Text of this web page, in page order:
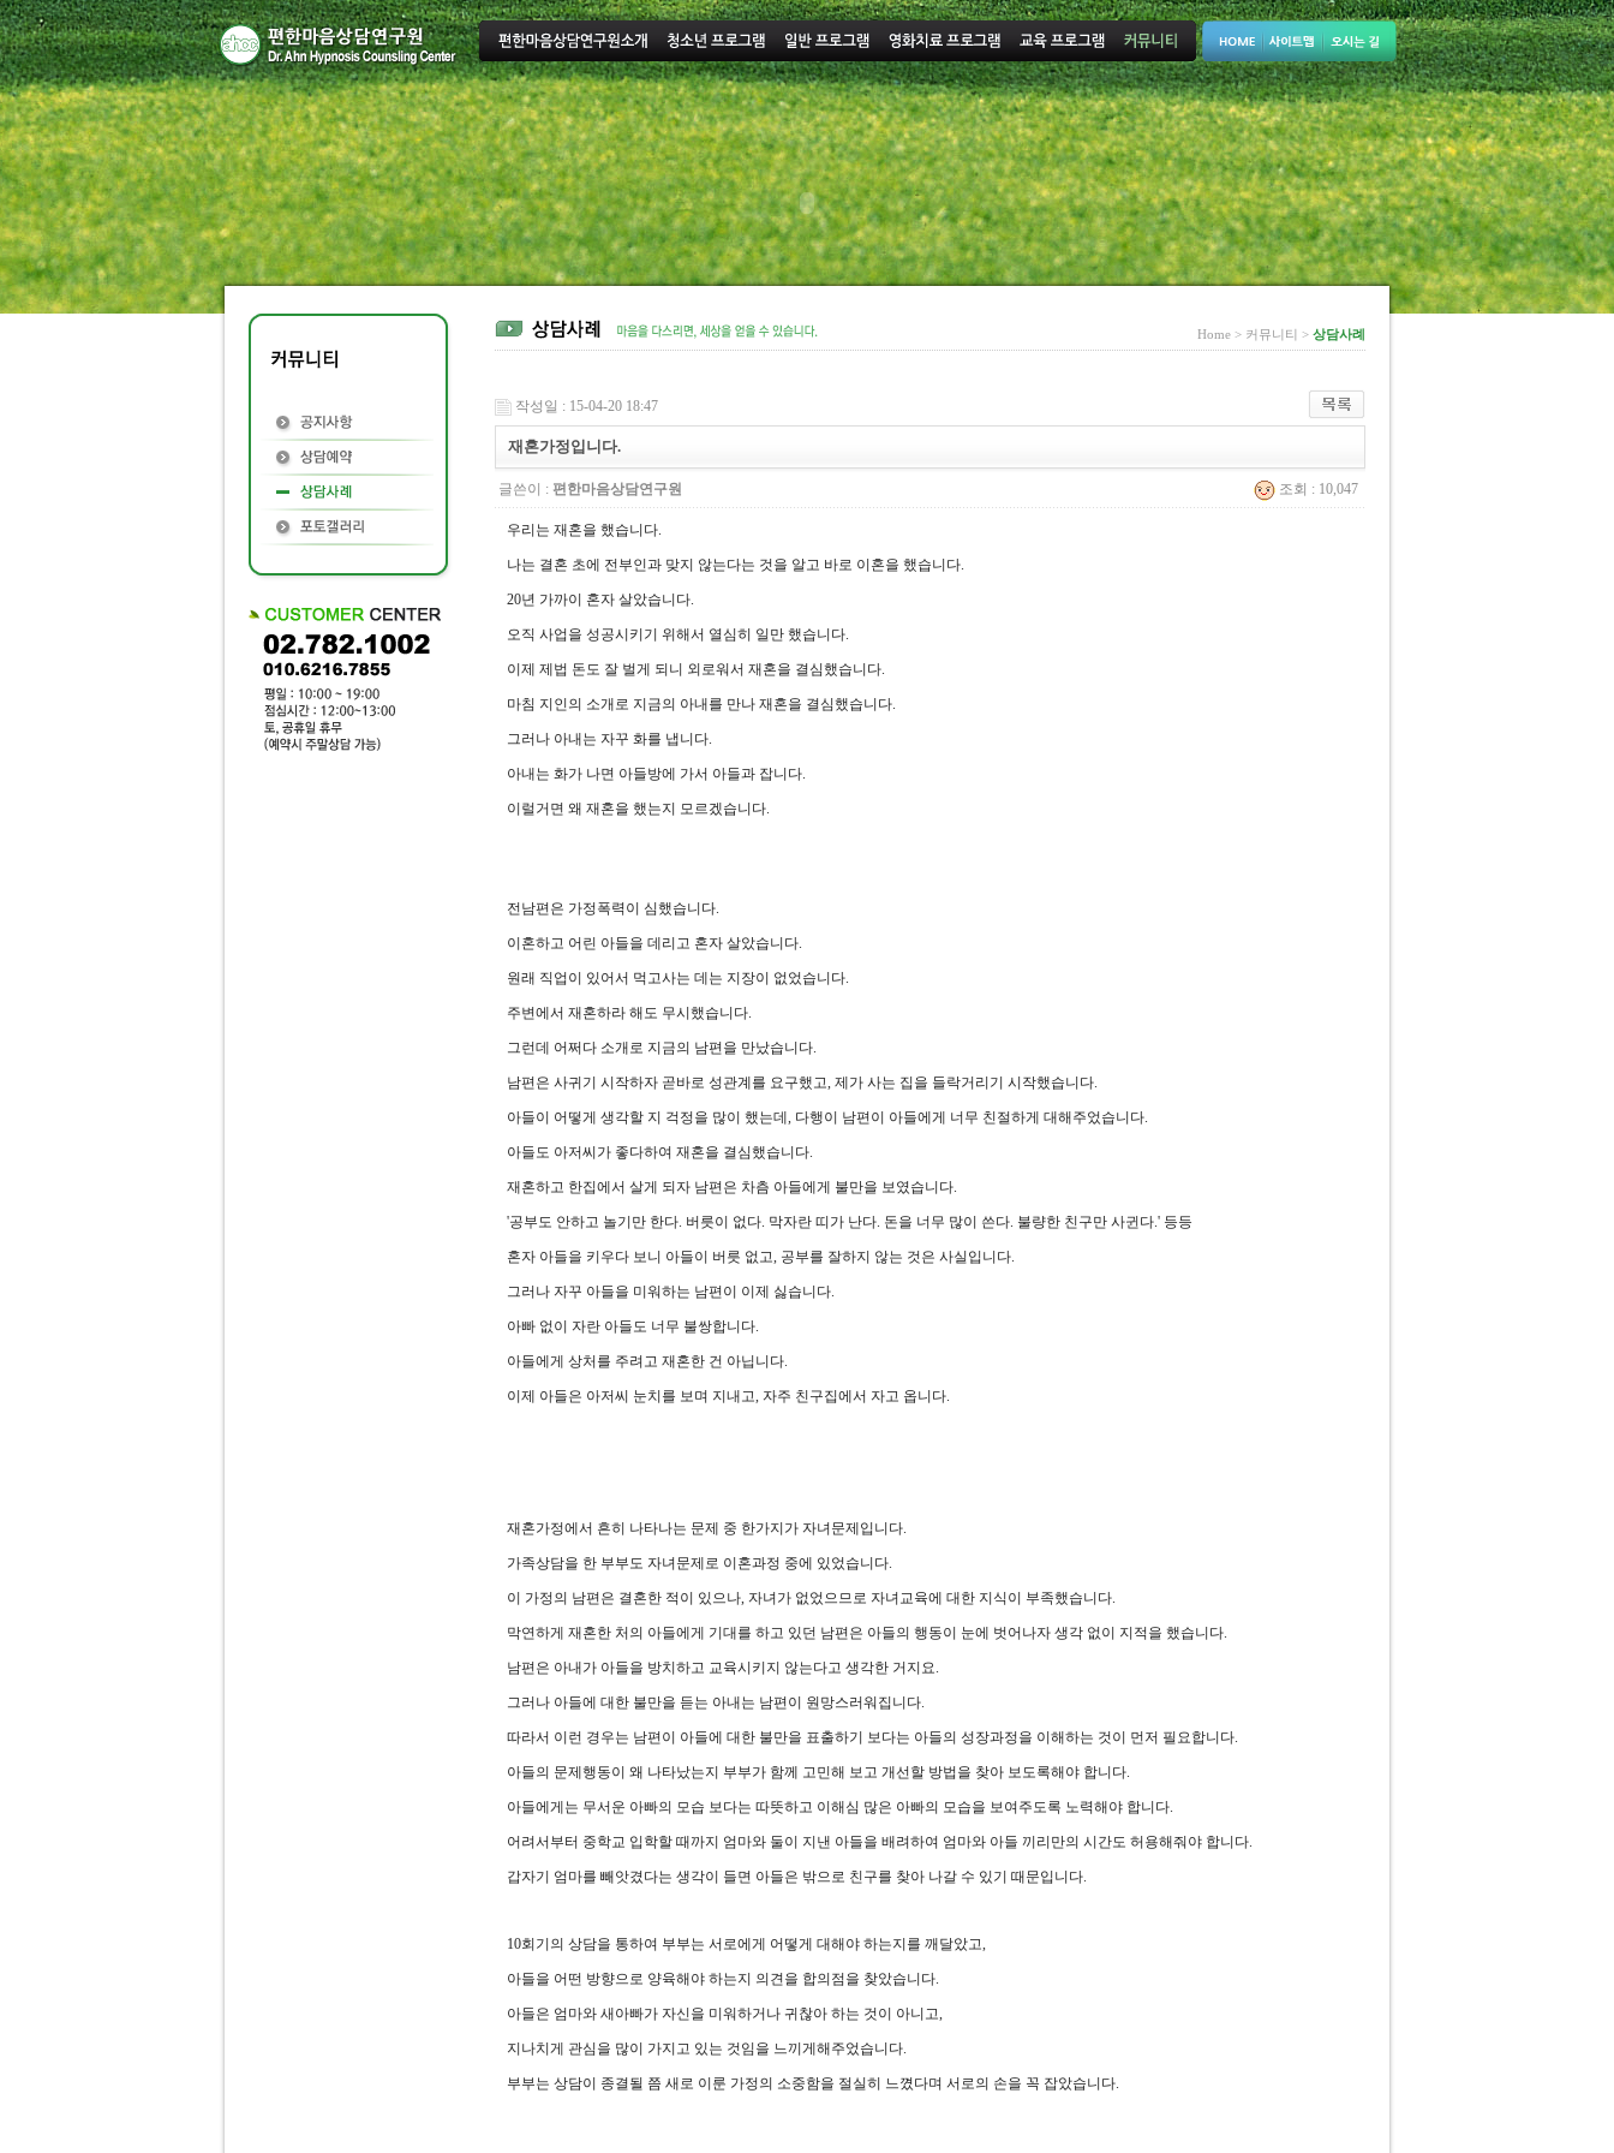
Home > 커뮤니티 > 상담사례
작성일 : 15-04-20 18:47
재혼가정입니다.
글쓴이 : 편한마음상담연구원 조회 : 10,047
우리는 재혼을 했습니다.
나는 결혼 초에 전부인과 맞지 않는다는 것을 알고 바로 이혼을 했습니다.
20년 가까이 혼자 살았습니다.
오직 사업을 성공시키기 위해서 열심히 일만 했습니다.
이제 제법 돈도 잘 벌게 되니 외로워서 재혼을 결심했습니다.
마침 지인의 소개로 지금의 아내를 만나 재혼을 결심했습니다.
그러나 아내는 자꾸 화를 냅니다.
아내는 화가 나면 아들방에 가서 아들과 잡니다.
이럴거면 왜 재혼을 했는지 모르겠습니다.
전남편은 가정폭력이 심했습니다.
이혼하고 어린 아들을 데리고 혼자 살았습니다.
원래 직업이 있어서 먹고사는 데는 지장이 없었습니다.
주변에서 재혼하라 해도 무시했습니다.
그런데 어쩌다 소개로 지금의 남편을 만났습니다.
남편은 사귀기 시작하자 곧바로 성관계를 요구했고, 제가 사는 집을 들락거리기 시작했습니다.
아들이 어떻게 생각할 지 걱정을 많이 했는데, 다행이 남편이 아들에게 너무 친절하게 대해주었습니다.
아들도 아저씨가 좋다하여 재혼을 결심했습니다.
재혼하고 한집에서 살게 되자 남편은 차츰 아들에게 불만을 보였습니다.
'공부도 안하고 놀기만 한다. 버릇이 없다. 막자란 띠가 난다. 돈을 너무 많이 쓴다. 불량한 친구만 사귄다.' 등등
혼자 아들을 키우다 보니 아들이 버릇 없고, 공부를 잘하지 않는 것은 사실입니다.
그러나 자꾸 아들을 미워하는 남편이 이제 싫습니다.
아빠 없이 자란 아들도 너무 불쌍합니다.
아들에게 상처를 주려고 재혼한 건 아닙니다.
이제 아들은 아저씨 눈치를 보며 지내고, 자주 친구집에서 자고 옵니다.
재혼가정에서 흔히 나타나는 문제 중 한가지가 자녀문제입니다.
가족상담을 한 부부도 자녀문제로 이혼과정 중에 있었습니다.
이 가정의 남편은 결혼한 적이 있으나, 자녀가 없었으므로 자녀교육에 대한 지식이 부족했습니다.
막연하게 재혼한 처의 아들에게 기대를 하고 있던 남편은 아들의 행동이 눈에 벗어나자 생각 없이 지적을 했습니다.
남편은 아내가 아들을 방치하고 교육시키지 않는다고 생각한 거지요.
그러나 아들에 대한 불만을 듣는 아내는 남편이 원망스러워집니다.
따라서 이런 경우는 남편이 아들에 대한 불만을 표출하기 보다는 아들의 성장과정을 이해하는 것이 먼저 필요합니다.
아들의 문제행동이 왜 나타났는지 부부가 함께 고민해 보고 개선할 방법을 찾아 보도록해야 합니다.
아들에게는 무서운 아빠의 모습 보다는 따뜻하고 이해심 많은 아빠의 모습을 보여주도록 노력해야 합니다.
어려서부터 중학교 입학할 때까지 엄마와 둘이 지낸 아들을 배려하여 엄마와 아들 끼리만의 시간도 허용해줘야 합니다.
갑자기 엄마를 빼앗겼다는 생각이 들면 아들은 밖으로 친구를 찾아 나갈 수 있기 때문입니다.
10회기의 상담을 통하여 부부는 서로에게 어떻게 대해야 하는지를 깨달았고,
아들을 어떤 방향으로 양육해야 하는지 의견을 합의점을 찾았습니다.
아들은 엄마와 새아빠가 자신을 미워하거나 귀찮아 하는 것이 아니고,
지나치게 관심을 많이 가지고 있는 것임을 느끼게해주었습니다.
부부는 상담이 종결될 쯤 새로 이룬 가정의 소중함을 절실히 느꼈다며 서로의 손을 꼭 잡았습니다.